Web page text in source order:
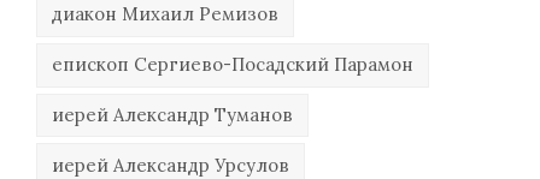
диакон Михаил Ремизов
епископ Сергиево-Посадский Парамон
иерей Александр Туманов
иерей Александр Урсулов